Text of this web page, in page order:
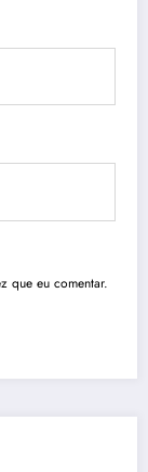
que eu comentar.